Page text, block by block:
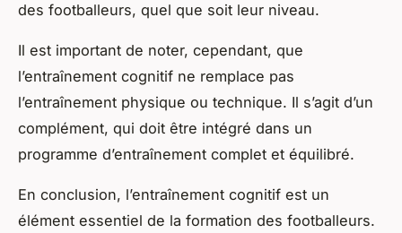
des footballeurs, quel que soit leur niveau.
Il est important de noter, cependant, que
l’entraînement cognitif ne remplace pas
l’entraînement physique ou technique. Il s’agit d’un
complément, qui doit être intégré dans un
programme d’entraînement complet et équilibré.
En conclusion, l’entraînement cognitif est un
élément essentiel de la formation des footballeurs.